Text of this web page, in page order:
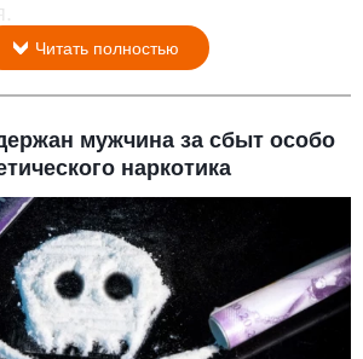
Читать полностью
мужчина за сбыт особо
наркотика